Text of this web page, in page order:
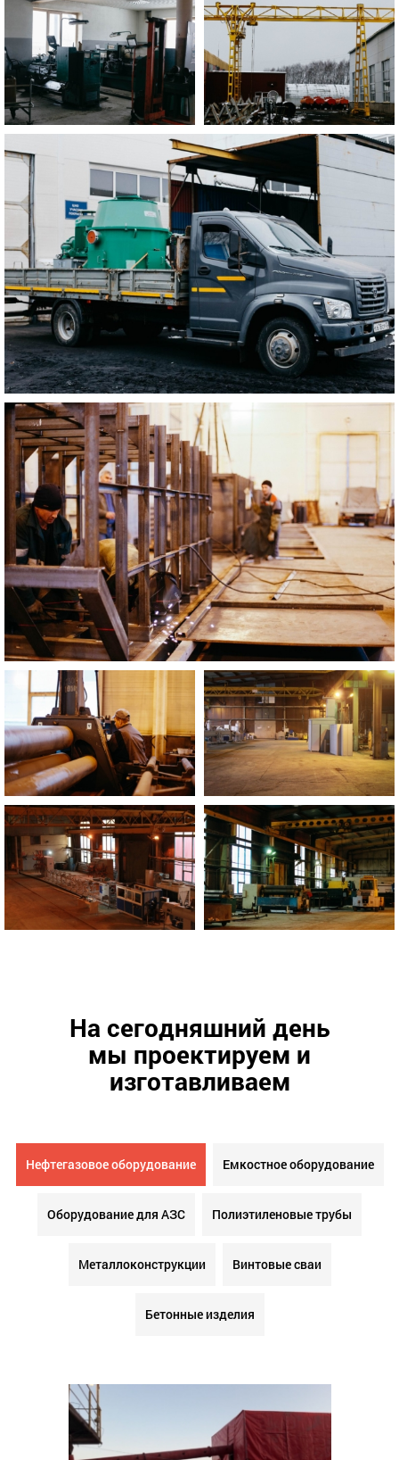
На сегодняшний день
мы проектируем и
изготавливаем
Нефтегазовое оборудование Емкостное оборудование
Оборудование для АЗС Полиэтиленовые трубы
Металлоконструкции Винтовые сваи
Бетонные изделия